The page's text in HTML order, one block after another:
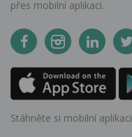
přes mobilní aplikaci.
Stáhněte si mobilní aplikaci